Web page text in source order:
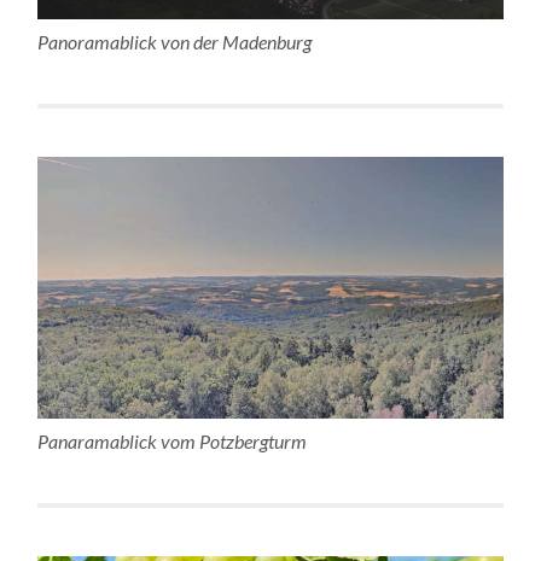
Panoramablick von der Madenburg
Panaramablick vom Potzbergturm